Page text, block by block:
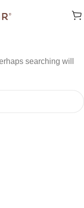
searching will